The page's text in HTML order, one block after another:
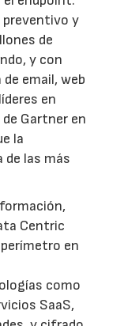
preventivo y
de
y con
email, web
en
Gartner en
la
de las más
Centric
en
como
SaaS,